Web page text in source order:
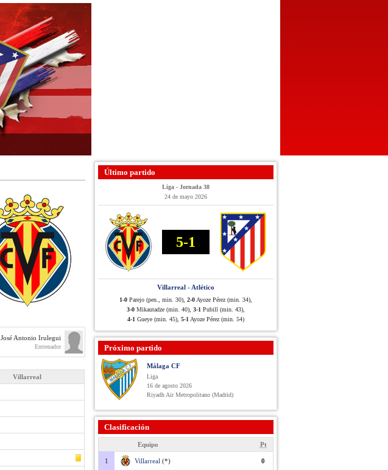
José Antonio Irulegui
Entrenador
Villarreal
Último partido
Liga - Jornada 38
24 de mayo 2026
5-1
Villarreal - Atlético
1-0 Parejo (pen., min. 30), 2-0 Ayoze Pérez (min. 34),
3-0 Mikautadze (min. 40), 3-1 Pubill (min. 43),
4-1 Gueye (min. 45), 5-1 Ayoze Pérez (min. 54)
Próximo partido
Málaga CF
Liga
16 de agosto 2026
Riyadh Air Metropolitano (Madrid)
Clasificación
Equipo Pt
1 Villarreal (*) 0